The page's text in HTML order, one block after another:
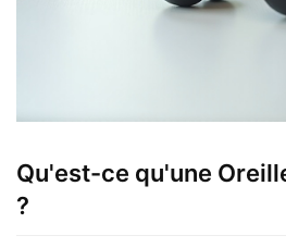
Qu'est-ce qu'une
?